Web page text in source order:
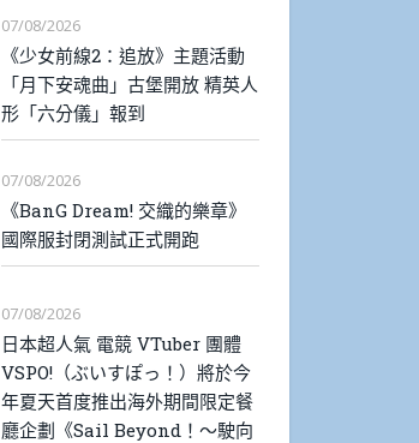
07/08/2026
《少女前線2：追放》主題活動
「月下安魂曲」古堡開放 精英人
形「六分儀」報到
07/08/2026
《BanG Dream! 交織的樂章》
國際服封閉測試正式開跑
07/08/2026
日本超人氣 電競 VTuber 團體
VSPO!（ぶいすぽっ！）將於今
年夏天首度推出海外期間限定餐
廳企劃《Sail Beyond！～駛向